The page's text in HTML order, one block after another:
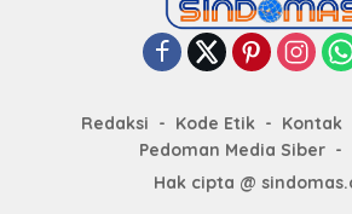
Redaksi Kode Etik Kontak
Pedoman Media Siber
Hak cipta @